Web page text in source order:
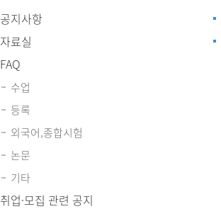
공지사항
자료실
FAQ
수업
등록
외국어,종합시험
논문
기타
취업·모집 관련 공지